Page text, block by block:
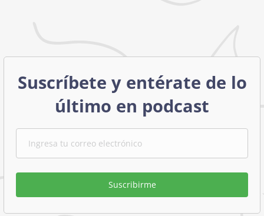
Suscríbete y entérate de lo
último en podcast
Suscribirme